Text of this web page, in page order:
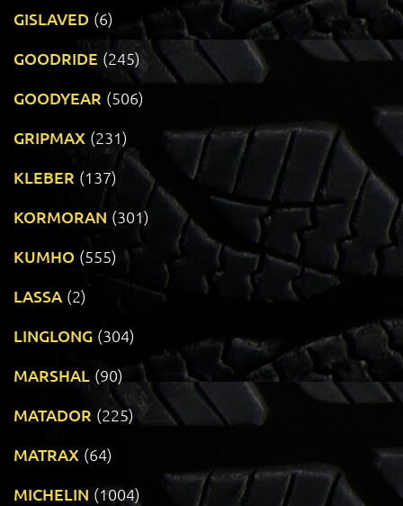
GISLAVED (6)
GOODRIDE (245)
GOODYEAR (506)
GRIPMAX (231)
KLEBER (137)
KORMORAN (301)
KUMHO (555)
LASSA (2)
LINGLONG (304)
MARSHAL (90)
MATADOR (225)
MATRAX (64)
MICHELIN (1004)